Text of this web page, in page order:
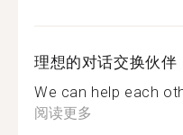
理想的对话交换伙伴
We can help each
阅读更多